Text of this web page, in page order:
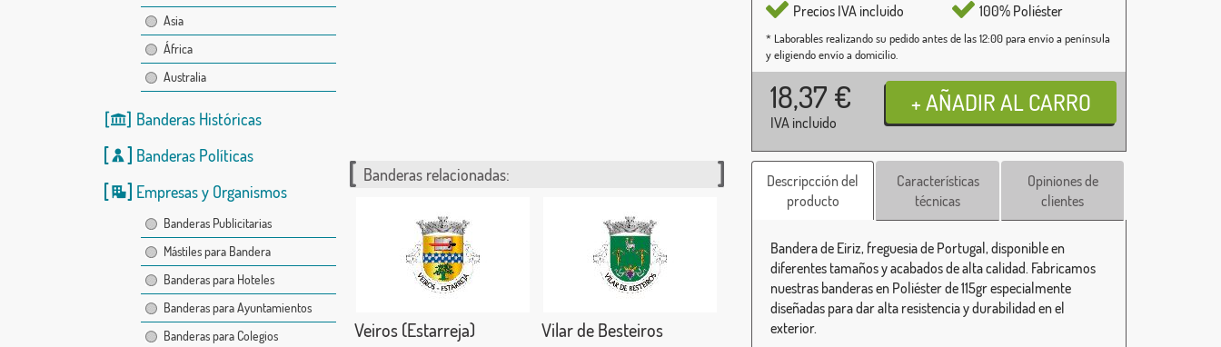
Asia
África
Australia
Banderas Históricas
Banderas Políticas
Empresas y Organismos
Banderas Publicitarias
Mástiles para Bandera
Banderas para Hoteles
Banderas para Ayuntamientos
Banderas para Colegios
Precios IVA incluido
100% Poliéster
* Laborables realizando su pedido antes de las 12:00 para envío a península
y eligiendo envío a domicilio.
18,37 €
IVA incluido
Banderas relacionadas:
Veiros (Estarreja) Vilar de Besteiros
Descripcción del
producto
Características
técnicas
Opiniones de
clientes
Bandera de Eiriz, freguesia de Portugal, disponible en
diferentes tamaños y acabados de alta calidad. Fabricamos
nuestras banderas en Poliéster de 115gr especialmente
diseñadas para dar alta resistencia y durabilidad en el
exterior.